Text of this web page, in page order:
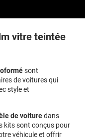
vitre teintée
sont
de voitures qui
style et
de voituredans
kits sont conçus pour
véhicule et offrir